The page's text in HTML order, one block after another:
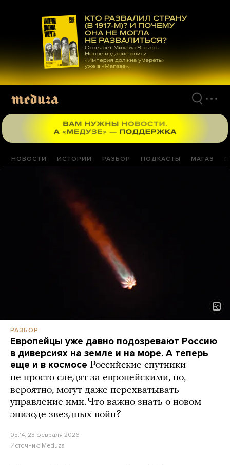
материалам
НОВОСТИ ИСТОРИИ РАЗБОР ПОДКАСТЫ МАГАЗ
РАЗБОР
Европейцы уже давно подозревают Россию
в диверсиях на земле и на море. А теперь
еще и в космосе Российские спутники
не просто следят за европейскими, но,
вероятно, могут даже перехватывать
управление ими. Что важно знать о новом
эпизоде звездных войн?
05:14, 23 февраля 2026
Источник: Meduza